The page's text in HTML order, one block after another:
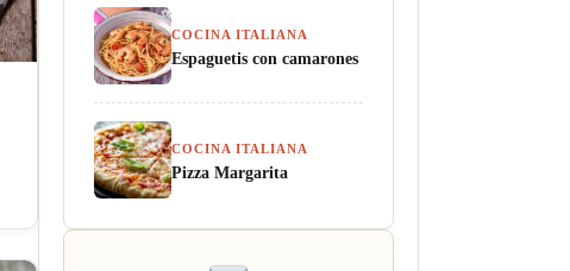
COCINA ITALIANA
Espaguetis con camarones
COCINA ITALIANA
Pizza Margarita